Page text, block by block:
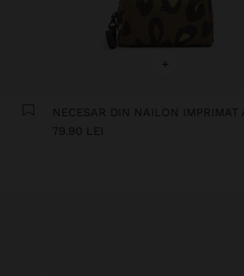
+
79.90 LEI